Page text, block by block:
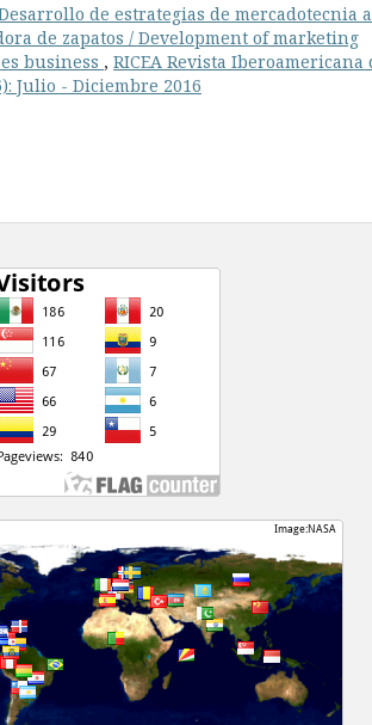
de estrategias de mercadotecnia a
de zapatos / Development of marketing
business , RICEA Revista Iberoamericana
Julio - Diciembre 2016